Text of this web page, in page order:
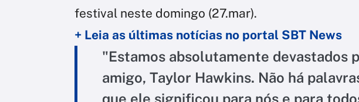
festival neste domingo (27.mar).
+ Leia as últimas notícias no portal SBT News
"Estamos absolutamente devastados
amigo, Taylor Hawkins. Não há
que ele significou para nós e para